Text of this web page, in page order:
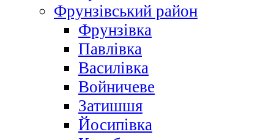
Фрунзівський район
Фрунзівка
Павлівка
Василівка
Войничеве
Затишшя
Йосипівка